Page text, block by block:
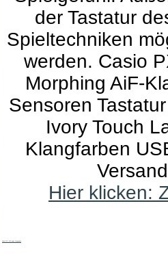
der Tastatur
Spieltechniken
werden. Casio
Morphing AiF-
Sensoren
Ivory Touch
Klangfarben
Hier klicken: